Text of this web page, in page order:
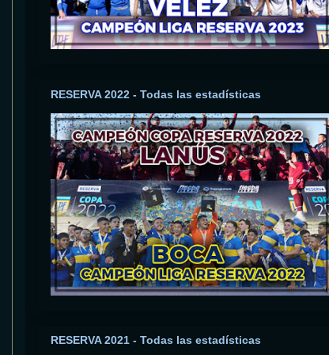
RESERVA 2022 - Todas las estadísticas
RESERVA 2021 - Todas las estadísticas